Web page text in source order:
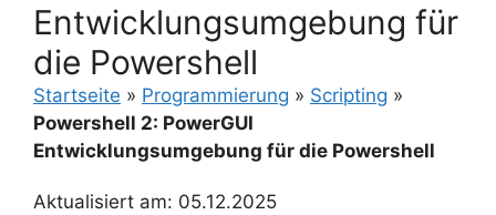
Entwicklungsumgebung für
die Powershell
Startseite » Programmierung » Scripting »
Powershell 2: PowerGUI
Entwicklungsumgebung für die Powershell
Aktualisiert am: 05.12.2025